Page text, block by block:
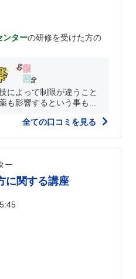
ンターの研修を受けた方の
によって制限が違うこと
も影響するという事も...
全ての口コミを見る
ー
に関する講座